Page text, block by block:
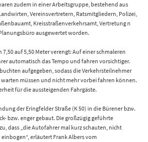
zudem in einer Arbeitsgruppe, bestehend aus
Vereinsvertretern, Ratsmitgliedern, Polizei,
Kreisstraßenverkehrsamt, Vertretung n
ausgewertet worden.
7,50 auf 5,50 Meter verengt: Auf einer schmaleren
automatisch das Tempo und fahren vorsichtiger.
aufgegeben, sodass die Verkehrsteilnehmer
müssen und nicht mehr vorbei fahren können.
für die aussteigenden Fahrgäste.
der Eringfelder Straße (K 50) in die Bürener bzw.
bzw. enger gebaut. Die großzügig geführte
dass „die Autofahrer mal kurz schauten, nicht
erläutert Frank Albers vom